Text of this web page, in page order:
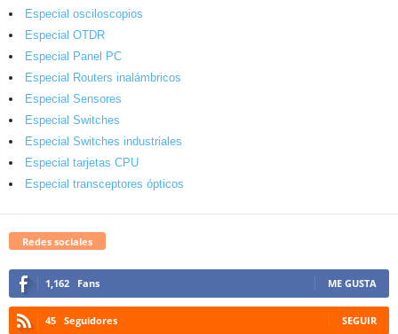
Especial osciloscopios
Especial OTDR
Especial Panel PC
Especial Routers inalámbricos
Especial Sensores
Especial Switches
Especial Switches industriales
Especial tarjetas CPU
Especial transceptores ópticos
Redes sociales
1,162 Fans ME GUSTA
45 Seguidores SEGUIR